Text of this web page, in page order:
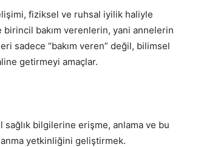
fiziksel ve ruhsal iyilik haliyle
bakım verenlerin, yani annelerin
sadece “bakım veren” değil, bilimsel
getirmeyi amaçlar.
sağlık bilgilerine erişme, anlama ve bu
yetkinliğini geliştirmek.